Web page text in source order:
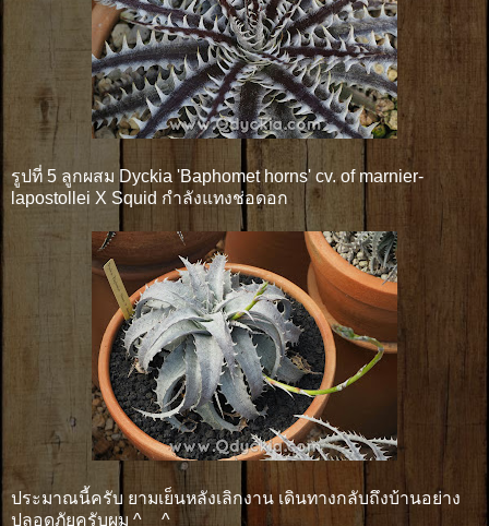
รูปที่ 5 ลูกผสม Dyckia 'Baphomet horns' cv. of marnier-
lapostollei X Squid กำลังแทงช่อดอก
ประมาณนี้ครับ ยามเย็นหลังเลิกงาน เดินทางกลับถึงบ้านอย่าง
ปลอดภัยครับผม ^__^